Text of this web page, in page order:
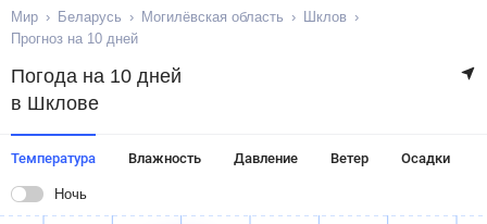
Мир Беларусь Могилёвская область
Шклов
Прогноз на 10 дней
Погода на 10 дней
в Шклове
Температура Влажность Давление Ветер Осадки
Ночь